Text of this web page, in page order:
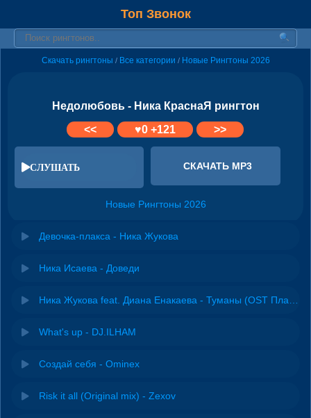
Топ Звонок
Скачать рингтоны / Все категории / Новые Рингтоны 2026
Недолюбовь - Ника КраснаЯ рингтон
<<
♥0+121 >>
СЛУШАТЬ СКАЧАТЬ MP3
Новые Рингтоны 2026
Девочка-плакса - Ника Жукова
Ника Исаева - Доведи
What's up - DJ.ILHAM
Создай себя - Ominex
Risk it all (Original mix) - Zexov